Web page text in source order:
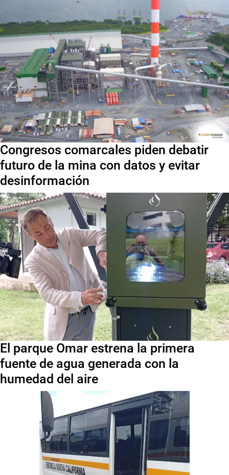
Congresos comarcales piden debatir
futuro de la mina con datos y evitar
desinformación
El parque Omar estrena la primera
fuente de agua generada con la
humedad del aire